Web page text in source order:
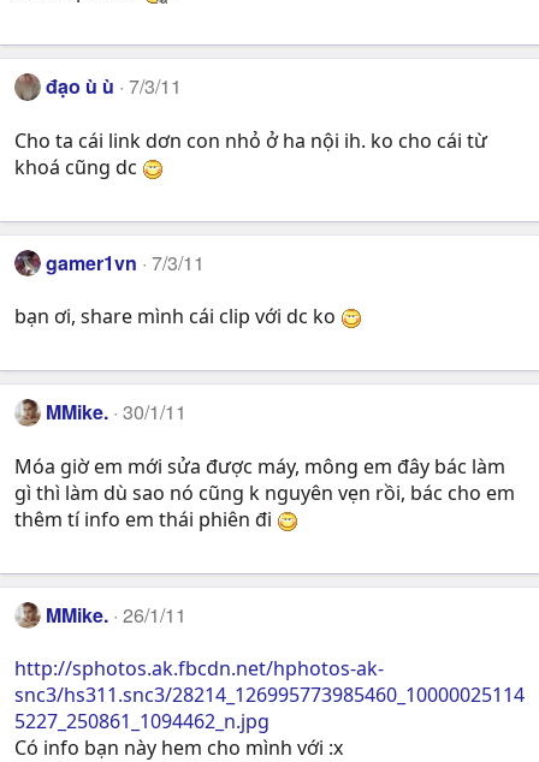
đạo ù ù 7/3/11
Cho ta cái link dơn con nhỏ ở ha nội ih. ko cho cái từ
khoá cũng dc
gamer1vn 7/3/11
bạn ơi, share mình cái clip với dc ko
MMike. 30/1/11
Móa giờ em mới sửa được máy, mông em đây bác làm
gì thì làm dù sao nó cũng k nguyên vẹn rồi, bác cho em
thêm tí info em thái phiên đi
MMike. 26/1/11
http://sphotos.ak.fbcdn.net/hphotos-ak-
snc3/hs311.snc3/28214_126995773985460_10000025114
5227_250861_1094462_n.jpg
Có info bạn này hem cho mình với :x